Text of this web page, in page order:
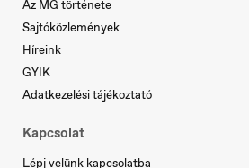
Sverige
Az MG története
Sajtóközlemények
Híreink
GYIK
Adatkezelési tájékoztató
Kapcsolat
Lépj velünk kapcsolatba